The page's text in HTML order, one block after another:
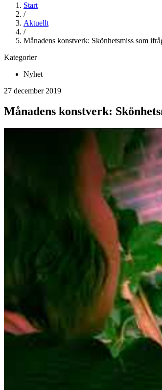
Start
/
Aktuellt
/
Månadens konstverk: Skönhetsmiss som
Kategorier
Nyhet
27 december 2019
Månadens konstverk: